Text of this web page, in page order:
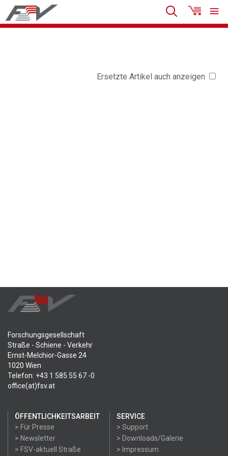
Ersetzte Artikel auch anzeigen
Forschungsgesellschaft
Straße - Schiene - Verkehr
Ernst-Melchior-Gasse 24
1020 Wien
Telefon: +43 1 585 55 67 -0
office(at)fsv.at
ÖFFENTLICHKEITSARBEIT
> Für Presse
> Newsletter
> FSV-aktuell Straße
SERVICE
> Support
> Downloads/Galerie
> Impressum